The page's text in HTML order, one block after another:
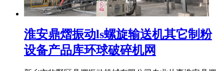
淮安鼎熠振动ls螺旋输送机其它制粉
设备产品库环球破碎机网